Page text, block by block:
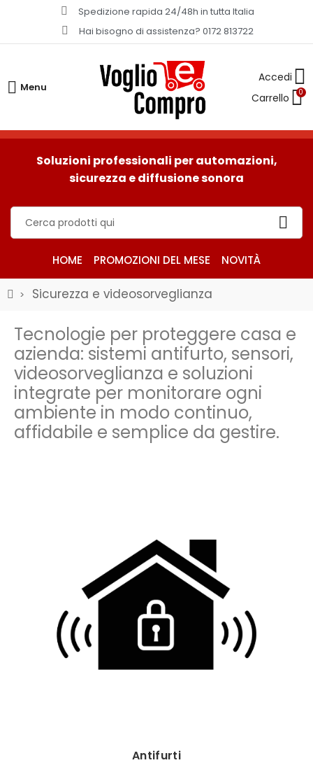
Spedizione rapida 24/48h in tutta Italia​
Hai bisogno di assistenza? 0172 813722
Menu 0
Soluzioni professionali per automazioni,
sicurezza e diffusione sonora
HOME PROMOZIONI DEL MESE NOVITÀ
Sicurezza e videosorveglianza
Tecnologie per proteggere casa e
azienda: sistemi antifurto, sensori,
videosorveglianza e soluzioni
integrate per monitorare ogni
ambiente in modo continuo,
affidabile e semplice da gestire.
Antifurti